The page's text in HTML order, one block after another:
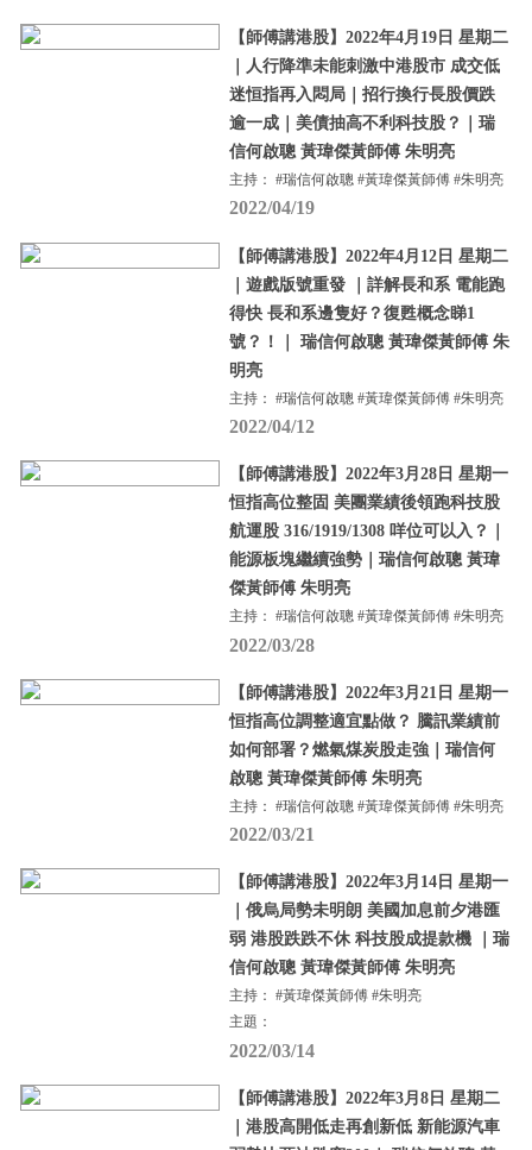
【師傅講港股】2022年4月19日 星期二
｜人行降準未能刺激中港股市 成交低
迷恒指再入悶局｜招行換行長股價跌
逾一成｜美債抽高不利科技股？｜瑞
信何啟聰 黃瑋傑黃師傅 朱明亮
主持： #瑞信何啟聰 #黃瑋傑黃師傅 #朱明亮
2022/04/19
【師傅講港股】2022年4月12日 星期二
｜遊戲版號重發 ｜詳解長和系 電能跑
得快 長和系邊隻好？復甦概念睇1
號？！｜ 瑞信何啟聰 黃瑋傑黃師傅 朱
明亮
主持： #瑞信何啟聰 #黃瑋傑黃師傅 #朱明亮
2022/04/12
【師傅講港股】2022年3月28日 星期一
恒指高位整固 美團業績後領跑科技股
航運股 316/1919/1308 咩位可以入？｜
能源板塊繼續強勢｜瑞信何啟聰 黃瑋
傑黃師傅 朱明亮
主持： #瑞信何啟聰 #黃瑋傑黃師傅 #朱明亮
2022/03/28
【師傅講港股】2022年3月21日 星期一
恒指高位調整適宜點做？ 騰訊業績前
如何部署？燃氣煤炭股走強｜瑞信何
啟聰 黃瑋傑黃師傅 朱明亮
主持： #瑞信何啟聰 #黃瑋傑黃師傅 #朱明亮
2022/03/21
【師傅講港股】2022年3月14日 星期一
｜俄烏局勢未明朗 美國加息前夕港匯
弱 港股跌跌不休 科技股成提款機 ｜瑞
信何啟聰 黃瑋傑黃師傅 朱明亮
主持： #黃瑋傑黃師傅 #朱明亮
主題：
2022/03/14
【師傅講港股】2022年3月8日 星期二
｜港股高開低走再創新低 新能源汽車